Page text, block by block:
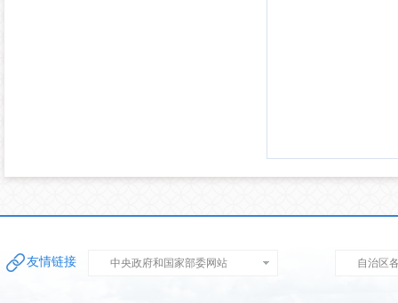
友情链接 中央政府和国家部委网站 自治区